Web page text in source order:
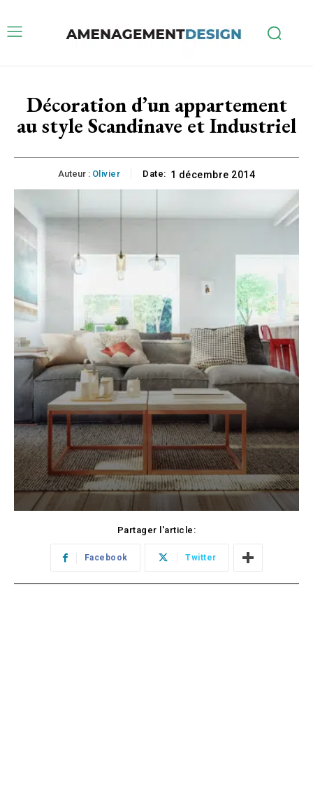
Décoration d’un appartement
au style Scandinave et Industriel
Auteur : Olivier Date: 1 décembre 2014
Partager l'article:
Facebook Twitter